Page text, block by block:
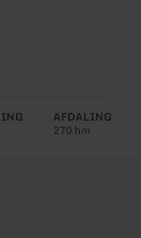
AFDALING
270 hm